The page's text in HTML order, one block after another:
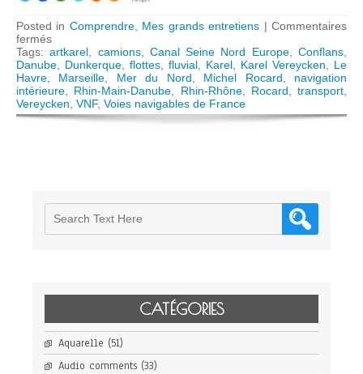
Posted in Comprendre, Mes grands entretiens |Commentaires
ferméssur
Michel
Rocard:
Transport
fluvial
et
croissance
Tags:artkarel camions, Canal Seine Nord Europe,Conflans
Danube
Dunkerque flottes fluvial Karel Karel Vereycken
Le
Havre
Marseille Mer du Nord Michel Rocard
navigation
intérieure
Rhin-Main-Danube Rhin-Rhône, Rocard transport
Vereycken VNF, Voies navigables de France
CATÉGORIES
Aquarelle (51)
Audio comments (33)